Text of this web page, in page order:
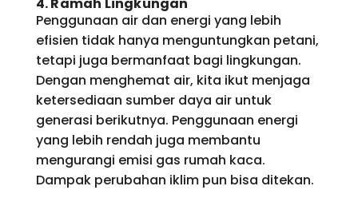
Penggunaan air dan energi yang lebih
efisien tidak hanya menguntungkan petani,
tetapi juga bermanfaat bagi lingkungan.
Dengan menghemat air, kita ikut menjaga
ketersediaan sumber daya air untuk
generasi berikutnya. Penggunaan energi
yang lebih rendah juga membantu
mengurangi emisi gas rumah kaca.
Dampak perubahan iklim pun bisa ditekan.